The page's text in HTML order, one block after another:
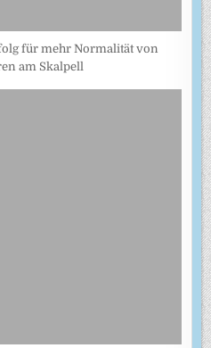
für mehr Normalität von
am Skalpell